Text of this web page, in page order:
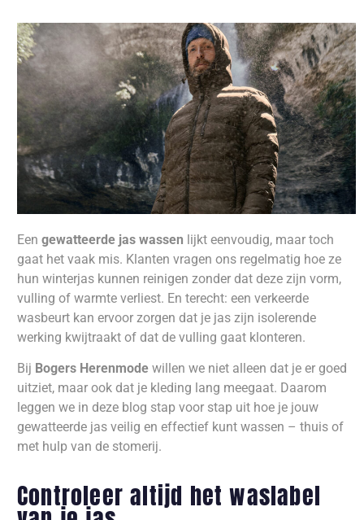
Een gewatteerde jas wassen lijkt eenvoudig, maar toch
gaat het vaak mis. Klanten vragen ons regelmatig hoe ze
hun winterjas kunnen reinigen zonder dat deze zijn vorm,
vulling of warmte verliest. En terecht: een verkeerde
wasbeurt kan ervoor zorgen dat je jas zijn isolerende
werking kwijtraakt of dat de vulling gaat klonteren.
Bij Bogers Herenmode willen we niet alleen dat je er goed
uitziet, maar ook dat je kleding lang meegaat. Daarom
leggen we in deze blog stap voor stap uit hoe je jouw
gewatteerde jas veilig en effectief kunt wassen – thuis of
met hulp van de stomerij.
Controleer altijd het waslabel